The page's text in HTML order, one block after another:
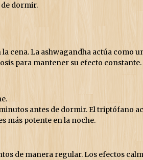
dormir.
cena. La ashwagandha actúa como
para mantener su efecto constante.
antes de dormir. El triptófano
más potente en la noche.
de manera regular. Los efectos